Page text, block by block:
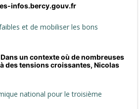
infos.bercy.gouv.fr
et de mobiliser les bons
un contexte où de nombreuses
des tensions croissantes, Nicolas
national pour le troisième